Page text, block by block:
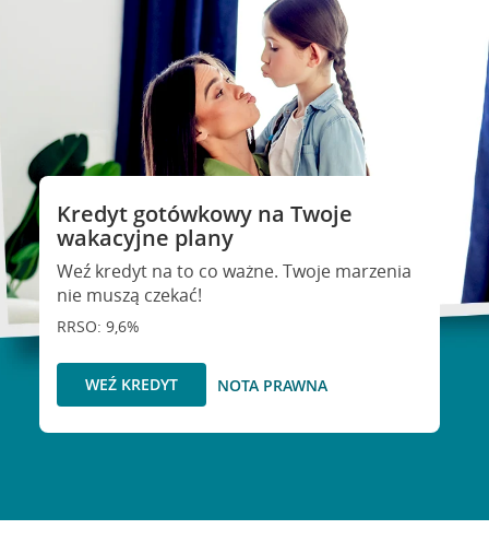
Kredyt gotówkowy na Twoje
wakacyjne plany
Weź kredyt na to co ważne. Twoje marzenia
nie muszą czekać!
RRSO: 9,6%
WEŹ KREDYT NOTA PRAWNA